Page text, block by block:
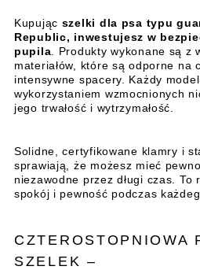
Kupując szelki dla psa typu
Republic, inwestujesz w
pupila . Produkty wykonane są z
materiałów, które są odporne na
intensywne spacery. Każdy
wykorzystaniem wzmocnionych
jego trwałość i wytrzymałość.
Solidne, certyfikowane klamry i
sprawiają, że możesz mieć
niezawodne przez długi czas.
spokój i pewność podczas
CZTEROSTOPNIOWA
SZELEK –